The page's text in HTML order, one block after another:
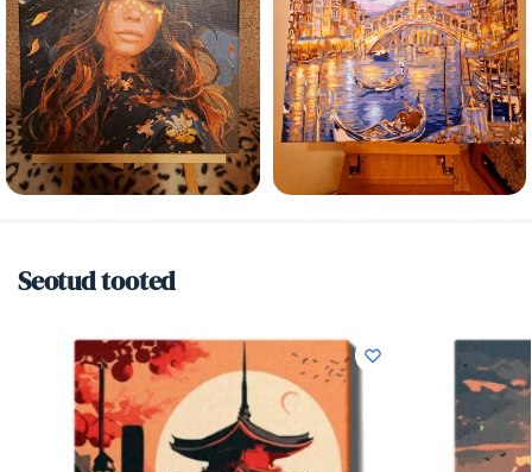
Seotud tooted